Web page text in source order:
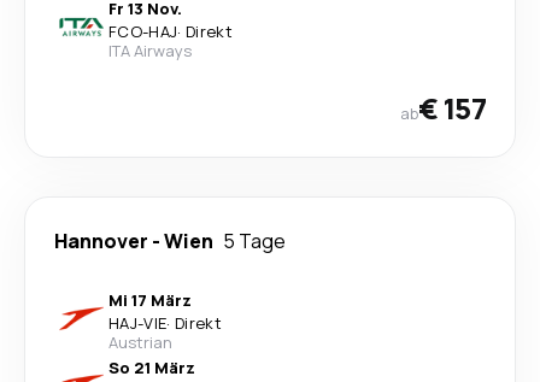
Fr 13 Nov.
FCO-HAJ· Direkt
ITA Airways
ab€ 157
Hannover -Wien 5 Tage
Mi 17 März
HAJ-VIE· Direkt
Austrian
So 21 März